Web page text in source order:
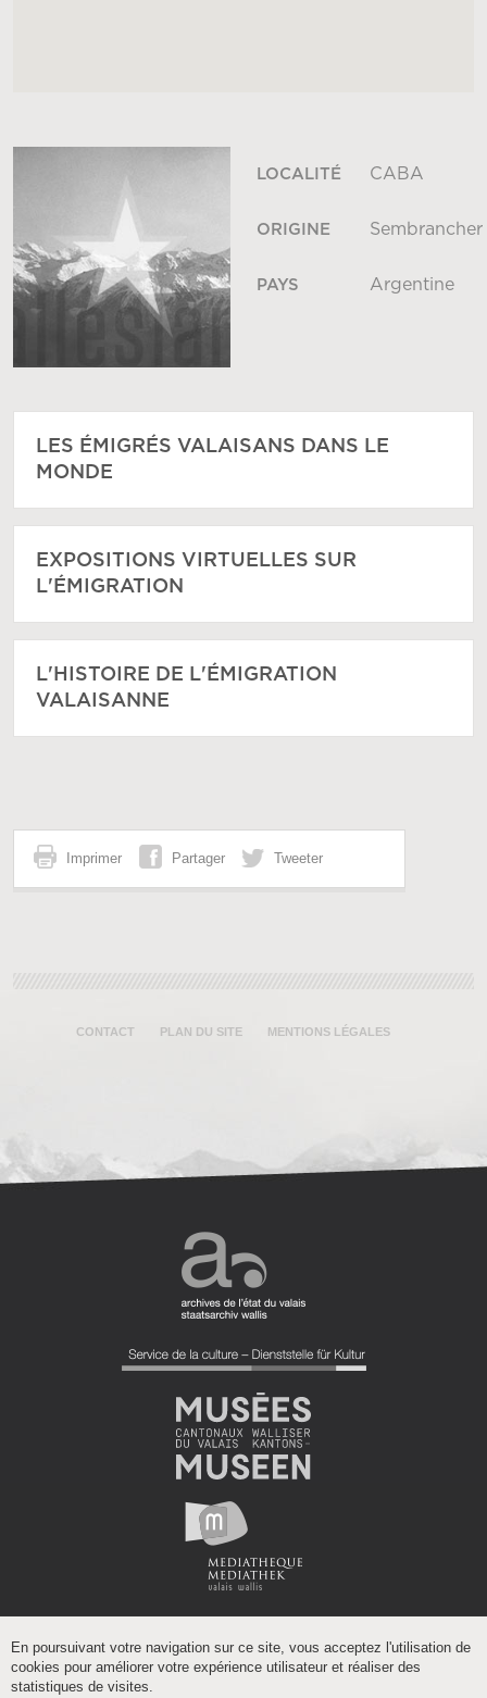
LOCALITÉ CABA
ORIGINE Sembrancher
PAYS Argentine
LES ÉMIGRÉS VALAISANS DANS LE
MONDE
EXPOSITIONS VIRTUELLES SUR
L'ÉMIGRATION
L'HISTOIRE DE L'ÉMIGRATION
VALAISANNE
Imprimer Partager Tweeter
CONTACT PLAN DU SITE MENTIONS LÉGALES
En poursuivant votre navigation sur ce site, vous acceptez l'utilisation de
cookies pour améliorer votre expérience utilisateur et réaliser des
statistiques de visites.